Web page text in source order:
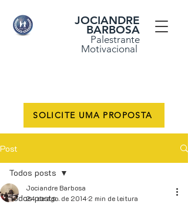
JOCIANDRE
BARBOSA
Palestrante
Motivacional
SOLICITE UMA PROPOSTA
Post
Todos posts
Todos posts
Jociandre Barbosa
24 de ago. de 20142 min de leitura